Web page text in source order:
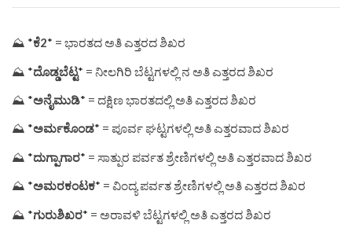
⛰ *ಕೆ2* = ಭಾರತದ ಅತಿ ಎತ್ತರದ ಶಿಖರ
⛰ *ದೊಡ್ಡಬೆಟ್ಟ* = ನೀಲಗಿರಿ ಬೆಟ್ಟಗಳಲ್ಲಿ ನ ಅತಿ ಎತ್ತರದ ಶಿಖರ
⛰ *ಅನೈಮುಡಿ* = ದಕ್ಷಿಣ ಭಾರತದಲ್ಲಿ ಅತಿ ಎತ್ತರದ ಶಿಖರ
⛰ *ಅರ್ಮಕೊಂಡ* = ಪೂರ್ವ ಘಟ್ಟಗಳಲ್ಲಿ ಅತಿ ಎತ್ತರವಾದ ಶಿಖರ
⛰ *ದುಗ್ಪಾಗಾರ* = ಸಾತ್ಪುರ ಪರ್ವತ ಶ್ರೇಣಿಗಳಲ್ಲಿ ಅತಿ ಎತ್ತರವಾದ ಶಿಖರ
⛰ *ಅಮರಕಂಟಕ* = ವಿಂದ್ಯ ಪರ್ವತ ಶ್ರೇಣಿಗಳಲ್ಲಿ ಅತಿ ಎತ್ತರದ ಶಿಖರ
⛰ *ಗುರುಶಿಖರ* = ಅರಾವಳಿ ಬೆಟ್ಟಗಳಲ್ಲಿ ಅತಿ ಎತ್ತರದ ಶಿಖರ